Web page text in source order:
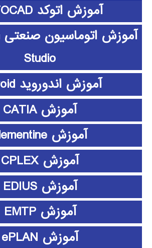
آموزش اتوکد AUTOCAD
Studio
آموزش اندوروید android
آموزش CATIA
آموزش clementine
آموزش CPLEX
آموزش EDIUS
آموزش EMTP
آموزش ePLAN